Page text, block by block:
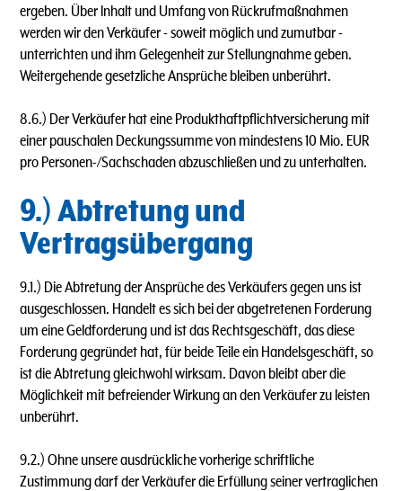
ergeben. Über lnhalt und Umfang von Rückrufmaßnahmen
werden wir den Verkäufer - soweit möglich und zumutbar -
unterrichten und ihm Gelegenheit zur Stellungnahme geben.
Weitergehende gesetzliche Ansprüche bleiben unberührt.
8.6.) Der Verkäufer hat eine Produkthaftpflichtversicherung mit
einer pauschalen Deckungssumme von mindestens 10 Mio. EUR
pro Personen-/Sachschaden abzuschließen und zu unterhalten.
9.) Abtretung und
Vertragsübergang
9.1.) Die Abtretung der Ansprüche des Verkäufers gegen uns ist
ausgeschlossen. Handelt es sich bei der abgetretenen Forderung
um eine Geldforderung und ist das Rechtsgeschäft, das diese
Forderung gegründet hat, für beide Teile ein Handelsgeschäft, so
ist die Abtretung gleichwohl wirksam. Davon bleibt aber die
Möglichkeit mit befreiender Wirkung an den Verkäufer zu leisten
unberührt.
9.2.) Ohne unsere ausdrückliche vorherige schriftliche
Zustimmung darf der Verkäufer die Erfüllung seiner vertraglichen